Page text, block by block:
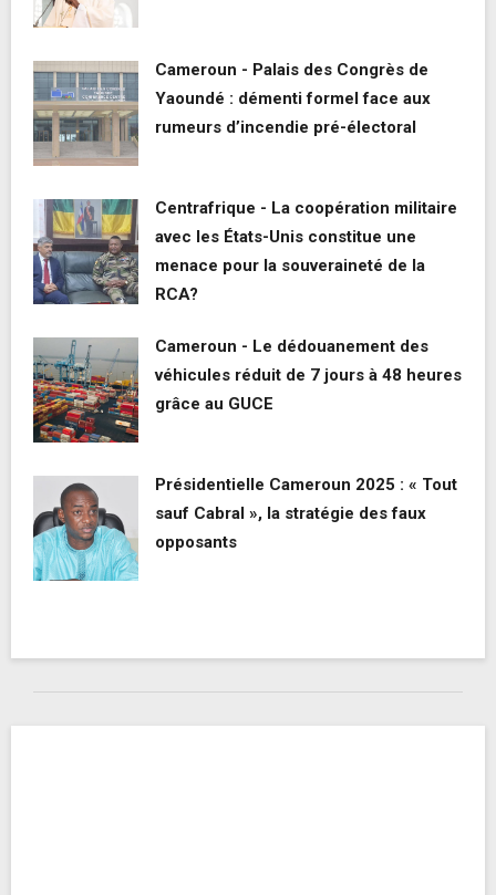
Cameroun - Palais des Congrès de
Yaoundé : démenti formel face aux
rumeurs d’incendie pré-électoral
Centrafrique - La coopération militaire
avec les États-Unis constitue une
menace pour la souveraineté de la
RCA?
Cameroun - Le dédouanement des
véhicules réduit de 7 jours à 48 heures
grâce au GUCE
Présidentielle Cameroun 2025 : « Tout
sauf Cabral », la stratégie des faux
opposants